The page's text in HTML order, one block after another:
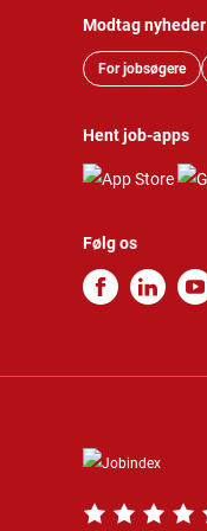
Modtag nyheder
For jobsøgere
Hent job-apps
Følg os